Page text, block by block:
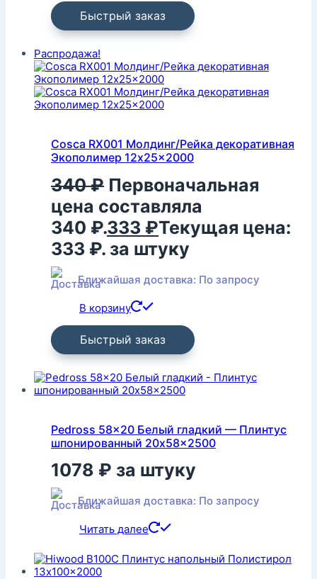
Быстрый заказ
Распродажа!
Cosca RX001 Молдинг/Рейка декоративная
Экополимер 12x25x2000
340₽ Первоначальная
цена составляла
340 ₽.333 ₽Текущая цена:
333 ₽. за штуку
Ближайшая доставка: По запросу
В корзину
Быстрый заказ
Pedross 58×20 Белый гладкий — Плинтус
шпонированный 20x58x2500
1078 ₽ за штуку
Ближайшая доставка: По запросу
Читать далее